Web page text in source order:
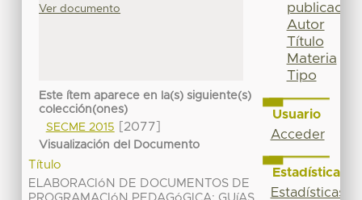
Ver documento
Este ítem aparece en la(s) siguiente(s)
colección(ones)
SECME 2015
[2077]
Visualización del Documento
Título
ELABORACIóN DE DOCUMENTOS DE
publicación
Autor
Título
Materia
Tipo
Usuario
Acceder
Estadísticas
Estadísticas